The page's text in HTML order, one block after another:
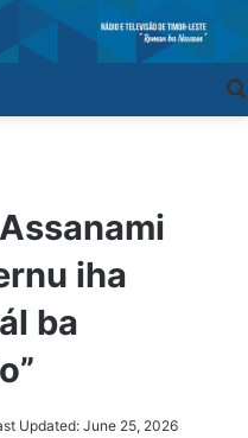
iha
ba
Updated: June 25, 2026